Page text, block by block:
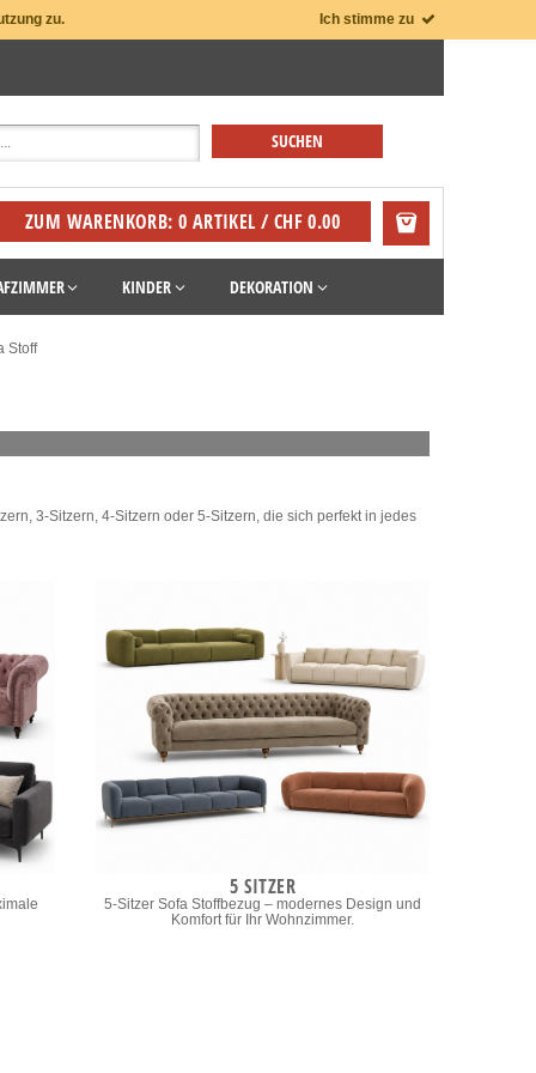
zu. Ich stimme zu
ZUM WARENKORB: 0 ARTIKEL / CHF 0.00
KINDER DEKORATION
Stoff
3-Sitzern, 4-Sitzern oder 5-Sitzern, die sich perfekt in jedes
5 SITZER
5-Sitzer Sofa Stoffbezug – modernes Design und
Komfort für Ihr Wohnzimmer.